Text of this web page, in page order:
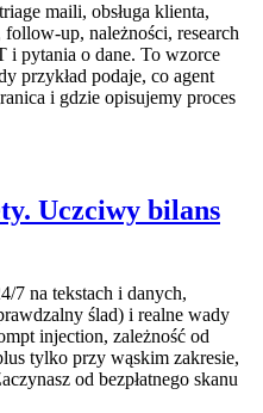
maili, obsługa klienta,
up, należności, research
i pytania o dane. To wzorce
przykład podaje, co agent
i gdzie opisujemy proces
Uczciwy bilans
7 na tekstach i danych,
ślad) i realne wady
injection, zależność od
tylko przy wąskim zakresie,
od bezpłatnego skanu